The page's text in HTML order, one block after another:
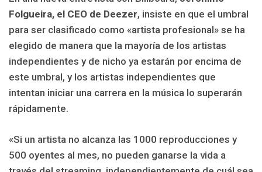
Folgueira, el CEO de Deezer, insiste en que el umbral
para ser clasificado como «artista profesional» se ha
elegido de manera que la mayoría de los artistas
independientes y de nicho ya estarán por encima de
este umbral, y los artistas independientes que
intentan iniciar una carrera en la música lo superarán
rápidamente.
«Si un artista no alcanza las 1000 reproducciones y
500 oyentes al mes, no pueden ganarse la vida a